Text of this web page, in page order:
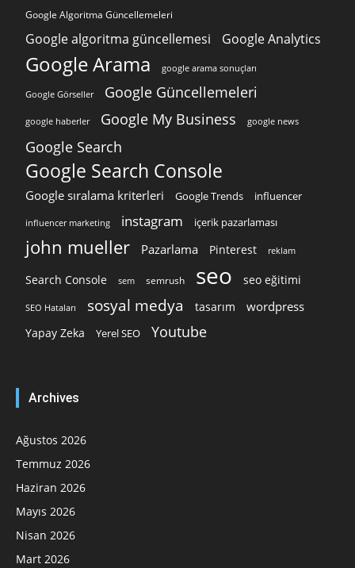
Google Algoritma Güncellemeleri
Google algoritma güncellemesi Google Analytics
Google Arama google arama sonuçları
Google Görseller Google Güncellemeleri
google haberler Google My Business google news
Google Search
Google Search Console
Google sıralama kriterleri Google Trends influencer
influencer marketing instagram içerik pazarlaması
john mueller Pazarlama Pinterest reklam
Search Console sem semrush seo seo eğitimi
SEO Hataları sosyal medya tasarım wordpress
Yapay Zeka Yerel SEO Youtube
Archives
Ağustos 2026
Temmuz 2026
Haziran 2026
Mayıs 2026
Nisan 2026
Mart 2026